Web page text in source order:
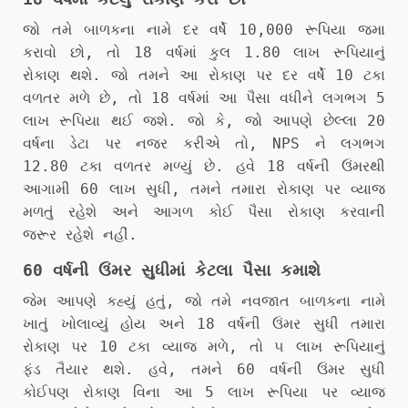
જો તમે બાળકના નામે દર વર્ષે 10,000 રૂપિયા જમા
કરાવો છો, તો 18 વર્ષમાં કુલ 1.80 લાખ રૂપિયાનું
રોકાણ થશે. જો તમને આ રોકાણ પર દર વર્ષે 10 ટકા
વળતર મળે છે, તો 18 વર્ષમાં આ પૈસા વધીને લગભગ 5
લાખ રૂપિયા થઈ જશે. જો કે, જો આપણે છેલ્લા 20
વર્ષના ડેટા પર નજર કરીએ તો, NPS ને લગભગ
12.80 ટકા વળતર મળ્યું છે. હવે 18 વર્ષની ઉંમરથી
આગામી 60 લાખ સુધી, તમને તમારા રોકાણ પર વ્યાજ
મળતું રહેશે અને આગળ કોઈ પૈસા રોકાણ કરવાની
જરૂર રહેશે નહીં.
60 વર્ષની ઉંમર સુધીમાં કેટલા પૈસા કમાશે
જેમ આપણે કહ્યું હતું, જો તમે નવજાત બાળકના નામે
ખાતું ખોલાવ્યું હોય અને 18 વર્ષની ઉંમર સુધી તમારા
રોકાણ પર 10 ટકા વ્યાજ મળે, તો ૫ લાખ રૂપિયાનું
ફંડ તૈયાર થશે. હવે, તમને 60 વર્ષની ઉંમર સુધી
કોઈપણ રોકાણ વિના આ 5 લાખ રૂપિયા પર વ્યાજ